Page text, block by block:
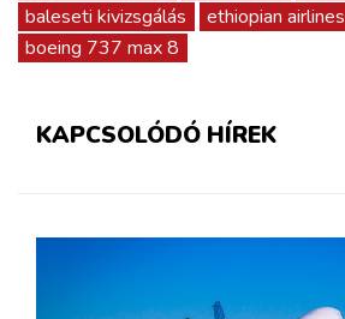
baleseti kivizsgálás
ethiopian airlines
boeing 737 max 8
KAPCSOLÓDÓ HÍREK